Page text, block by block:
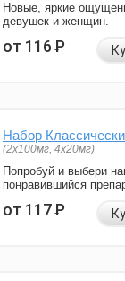
Новые, яркие
девушек и женщин.
от 116Р
Набор
(2x100мг, 4x20мг)
Попробуй и выбери
понравившийся
от 117Р